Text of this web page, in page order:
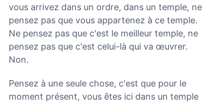
vous arrivez dans un ordre, dans un temple, ne
pensez pas que vous appartenez à ce temple.
Ne pensez pas que c'est le meilleur temple, ne
pensez pas que c'est celui-là qui va œuvrer.
Non.
Pensez à une seule chose, c'est que pour le
moment présent, vous êtes ici dans un temple